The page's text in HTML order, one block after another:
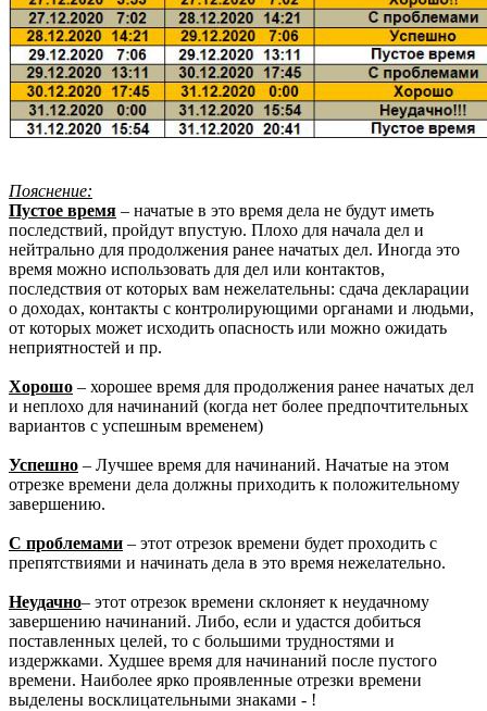
Пояснение:
Пустое время – начатые в это время дела не будут иметь
последствий, пройдут впустую. Плохо для начала дел и
нейтрально для продолжения ранее начатых дел. Иногда это
время можно использовать для дел или контактов,
последствия от которых вам нежелательны: сдача декларации
о доходах, контакты с контролирующими органами и людьми,
от которых может исходить опасность или можно ожидать
неприятностей и пр.
Хорошо – хорошее время для продолжения ранее начатых дел
и неплохо для начинаний (когда нет более предпочтительных
вариантов с успешным временем)
Успешно – Лучшее время для начинаний. Начатые на этом
отрезке времени дела должны приходить к положительному
завершению.
С проблемами – этот отрезок времени будет проходить с
препятствиями и начинать дела в это время нежелательно.
Неудачно– этот отрезок времени склоняет к неудачному
завершению начинаний. Либо, если и удастся добиться
поставленных целей, то с большими трудностями и
издержками. Худшее время для начинаний после пустого
времени. Наиболее ярко проявленные отрезки времени
выделены восклицательными знаками - !